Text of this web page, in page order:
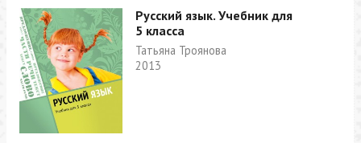
Русский язык. Учебник для
5 класса
Татьяна Троянова
2013